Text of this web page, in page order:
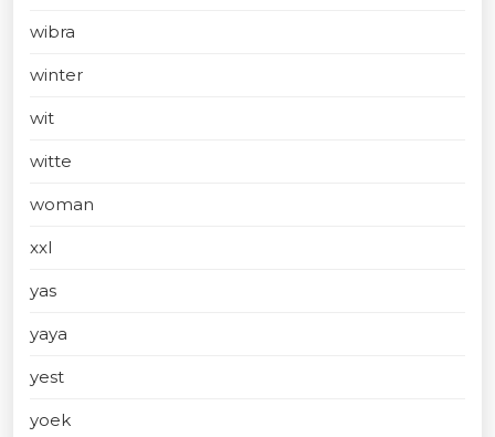
wibra
winter
wit
witte
woman
xxl
yas
yaya
yest
yoek